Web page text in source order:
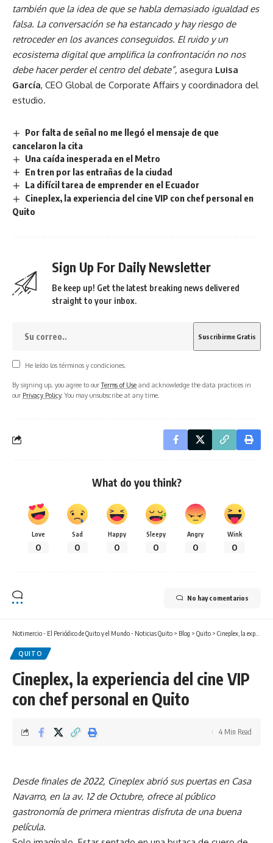
también que la idea de que se habla demasiado igualdad es
falsa. La conversación se ha estancado y hay riesgo de
retroceder en los avances conseguidos. El ruido y un
ecosistema digital que amplifica la confrontación no nos
debe hacer perder el centro del debate”, asegura Luisa
García, CEO Global de Corporate Affairs y coordinadora del
estudio.
Por falta de señal no me llegó el mensaje de que
cancelaron la cita
Una caída inesperada en el Metro
En tren por las entrañas de la ciudad
La difícil tarea de emprender en el Ecuador
Cineplex, la experiencia del cine VIP con chef personal en
Quito
Sign Up For Daily Newsletter
Be keep up! Get the latest breaking news delivered
straight to your inbox.
He leído los términos y condiciones.
By signing up, you agree to ourTerms of Use and acknowledge the data practices in
our Privacy Policy. You may unsubscribe at any time.
What do you think?
Love
0
Sad
0
Happy
0
Sleepy
0
Angry
0
Wink
0
No hay comentarios
Notimercio - El Periódico de Quito y el Mundo - Noticias Quito > Blog > Quito > Cineplex, la experiencia del cine VIP con chef personal en Quito
QUITO
Cineplex, la experiencia del cine VIP
con chef personal en Quito
4 Min Read
Desde finales de 2022, Cineplex abrió sus puertas en Casa
Navarro, en la av. 12 de Octubre, ofrece al público
gastronomía de primera mientras disfruta de una buena
película.